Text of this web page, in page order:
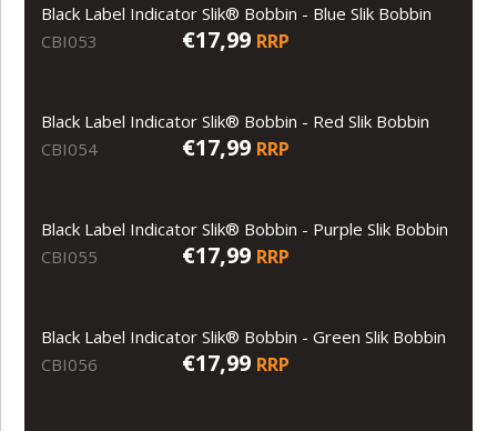
Black Label Indicator Slik® Bobbin - Blue Slik Bobbin
CBI053
€17,99 RRP
Black Label Indicator Slik® Bobbin - Red Slik Bobbin
CBI054
€17,99 RRP
Black Label Indicator Slik® Bobbin - Purple Slik Bobbin
CBI055
€17,99 RRP
Black Label Indicator Slik® Bobbin - Green Slik Bobbin
CBI056
€17,99 RRP